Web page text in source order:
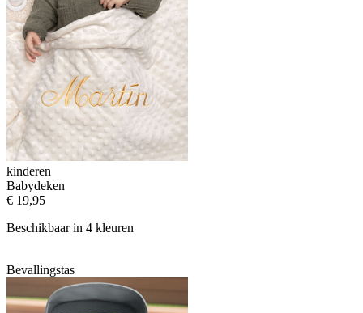
kinderen
Babydeken
€ 19,95
Beschikbaar in 4 kleuren
Bevallingstas